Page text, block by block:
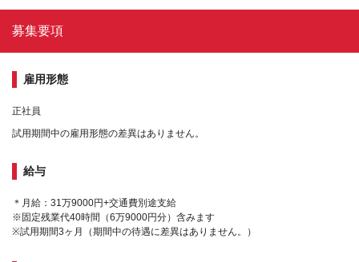
募集要項
雇用形態
正社員
試用期間中の雇用形態の差異はありません。
給与
＊月給：31万9000円+交通費別途支給
※固定残業代40時間（6万9000円分）含みます
※試用期間3ヶ月（期間中の待遇に差異はありません。）